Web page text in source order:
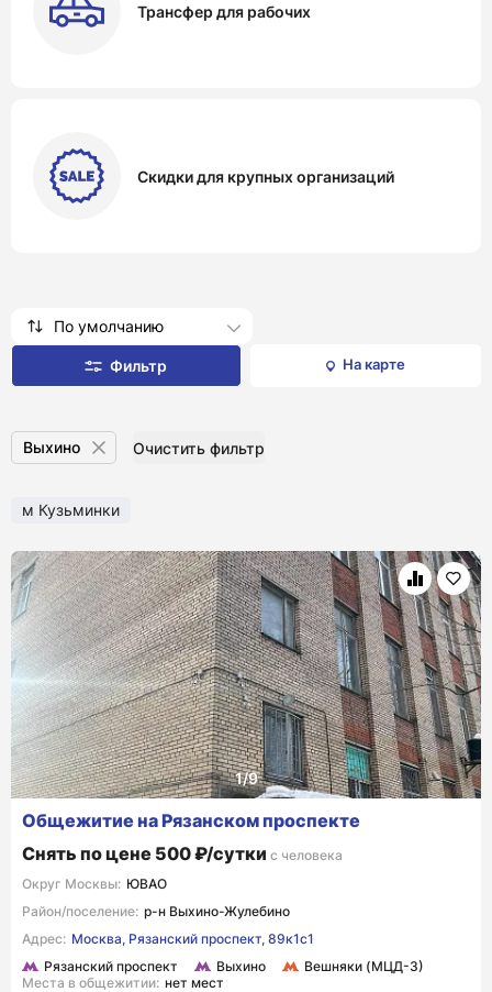
Трансфер для рабочих
Скидки для крупных организаций
По умолчанию
На карте
Фильтр
Выхино Очистить фильтр
м Кузьминки
Общежитие на Рязанском проспекте
Снять по цене 500 ₽/сутки с человека
Округ Москвы: ЮВАО
Район/поселение: р-н Выхино-Жулебино
Адрес: Москва, Рязанский проспект, 89к1с1
Рязанский проспект
Выхино
Вешняки (МЦД-3)
Места в общежитии: нет мест